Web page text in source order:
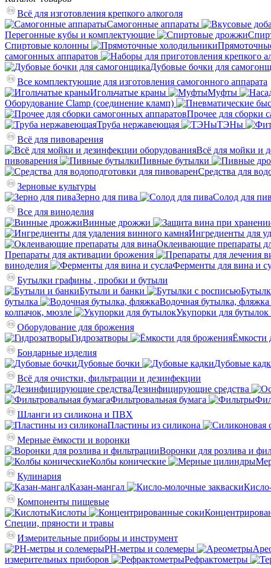
Всё для изготовления крепкого алкоголя
Самогонные аппараты
Перегонные кубы и комплектующие
Спиртовые колонны
самогонных аппаратов
Дубовые бочки для
Все комплектующие для изготовления самогонного аппарата
Игольчатые краны
Муфты
Оборудование Clamp (соединение кламп)
Прочее для сборки
Труба нержавеющая
ТЭНы
Всё для пивоварения
Всё для мойки и
пивоварения
Пивные бутылки
Средства для
Зерновые культуры
Зерно для пива
Солод для
Все для виноделия
Винные дрожжи
Ингредиенты для
Оклеивающие препараты
Препараты для активации брожения
виноделия
Ферменты для вина и
Бутылки графины , пробки и бутыли
Бутыли и банки
бутылка
Водочная бутылка, фляжка
колпачок, мюзле
Укупорки для бутылок
Оборудование для брожения
Гидрозатворы
Ёмкости
Бондарные изделия
Дубовые бочки
Дубовые
Всё для очистки, фильтрации и дезинфекции
Дезинфицирующие средства
Фильтровальная бумага
Шланги из силикона и ПВХ
Пластины из силикона
Мерные ёмкости и воронки
Воронки для розлива и
Колбы конические
Кулинария
Казан-мангал
Компоненты пищевые
Кислоты
Специи, пряности и травы
Измерительные приборы и инструмент
PH-метры и солемеры
измерительных приборов
Рефрактометры